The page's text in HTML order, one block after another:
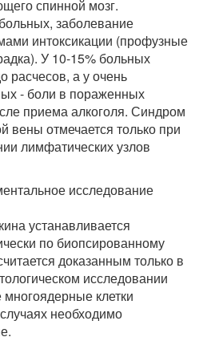
спинной мозг.
заболевание
интоксикации (профузные
У 10-15% больных
расчесов, а у очень
- боли в пораженных
приема алкоголя. Синдром
вены отмечается только при
лимфатических узлов
исследование
устанавливается
по биопсированному
доказанным только в
исследовании
клетки
необходимо